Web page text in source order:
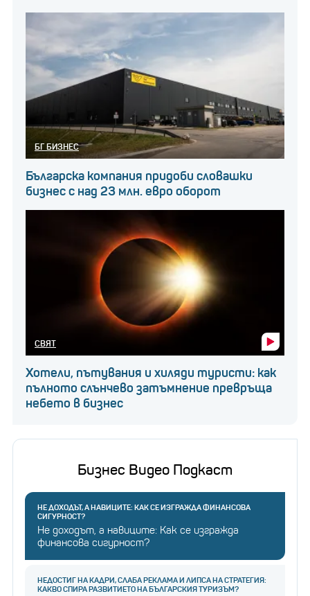
БГ БИЗНЕС
Българска компания придоби словашки
бизнес с над 23 млн. евро оборот
СВЯТ
Хотели, пътувания и хиляди туристи: как
пълното слънчево затъмнение превръща
небето в бизнес
Бизнес Видео Подкаст
НЕ ДОХОДЪТ, А НАВИЦИТЕ: КАК СЕ ИЗГРАЖДА ФИНАНСОВА
СИГУРНОСТ?
Не доходът, а навиците: Как се изгражда
финансова сигурност?
НЕДОСТИГ НА КАДРИ, СЛАБА РЕКЛАМА И ЛИПСА НА СТРАТЕГИЯ:
КАКВО СПИРА РАЗВИТИЕТО НА БЪЛГАРСКИЯ ТУРИЗЪМ?